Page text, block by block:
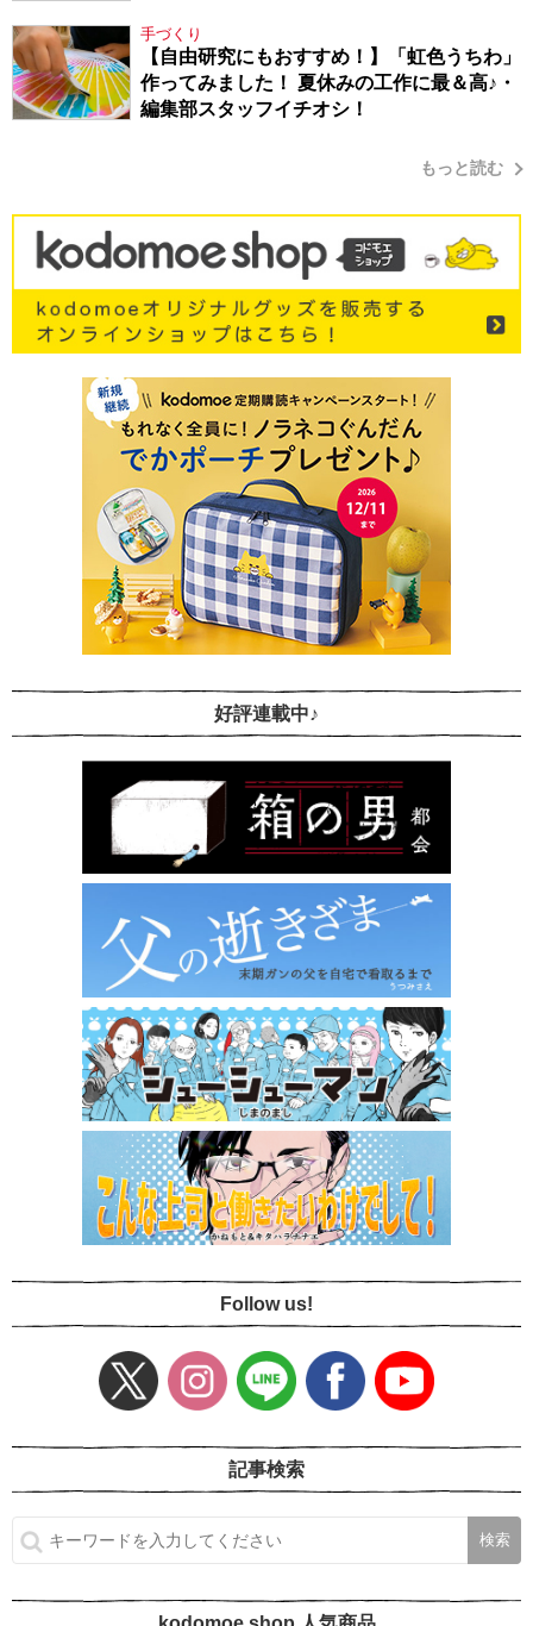
手づくり
【自由研究にもおすすめ！】「虹色うちわ」
作ってみました！ 夏休みの工作に最＆高♪・
編集部スタッフイチオシ！
もっと読む
好評連載中♪
Follow us!
記事検索